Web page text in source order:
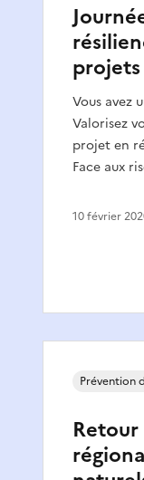
Vous avez
Valorisez
projet en
Face aux
10 février
Retour
Prévention